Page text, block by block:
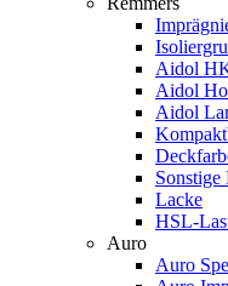
Aidol
Aidol
Aidol
Sonstige
Lacke
HSL-
Auro
Auro